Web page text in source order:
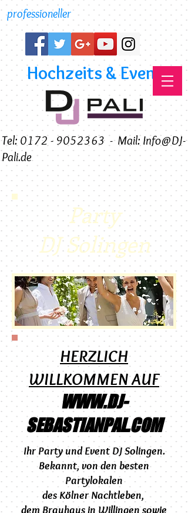
professioneller
Hochzeits & Event DJ
Tel: 0172 - 9052363 - Mail: Info@DJ-
Pali.de
Party
DJ Solingen
HERZLICH
WILLKOMMEN AUF
WWW.DJ-
SEBASTIANPAL.COM
Ihr Party undEvent DJ Solingen.
Bekannt, von den besten
Partylokalen
des Kölner Nachtleben,
dem Brauhaus in Willingen sowie